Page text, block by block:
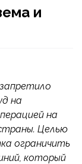
и
на
на
Целью
ограничить
который